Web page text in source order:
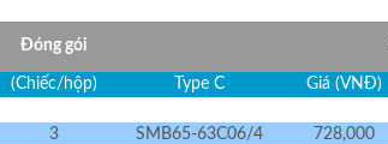
Đóng gói
(Chiếc/hộp) Type C Giá (VNĐ)
3 SMB65-63C06/4 728,000